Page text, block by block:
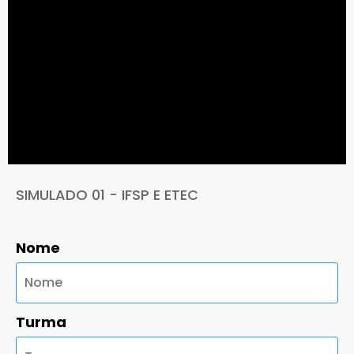
SIMULADO 01 - IFSP E ETEC
Nome
Turma